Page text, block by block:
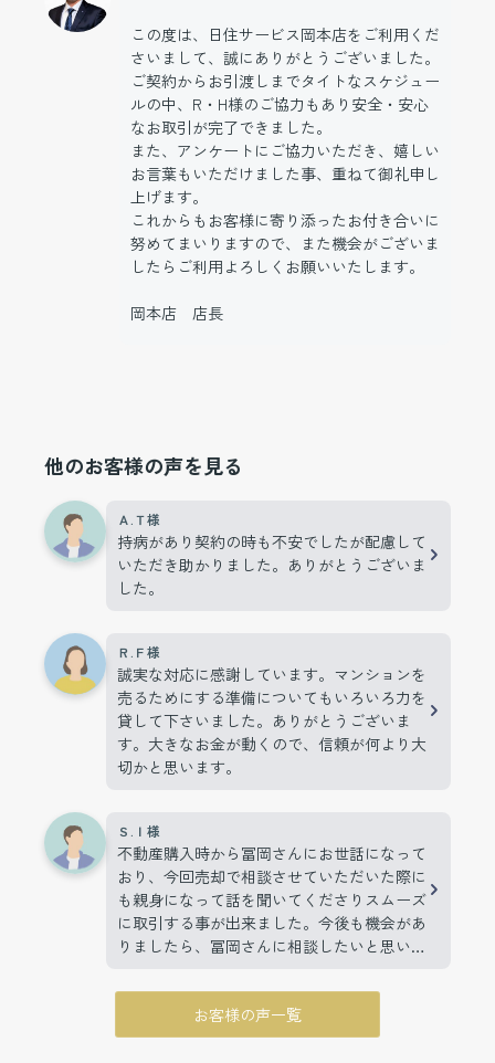
この度は、日住サービス岡本店をご利用くだ
さいまして、誠にありがとうございました。
ご契約からお引渡しまでタイトなスケジュー
ルの中、R・H様のご協力もあり安全・安心
なお取引が完了できました。
また、アンケートにご協力いただき、嬉しい
お言葉もいただけました事、重ねて御礼申し
上げます。
これからもお客様に寄り添ったお付き合いに
努めてまいりますので、また機会がございま
したらご利用よろしくお願いいたします。
岡本店 店長
他のお客様の声を見る
Ａ.Ｔ様
持病があり契約の時も不安でしたが配慮して
いただき助かりました。ありがとうございま
した。
Ｒ.Ｆ様
誠実な対応に感謝しています。マンションを
売るためにする準備についてもいろいろ力を
貸して下さいました。ありがとうございま
す。大きなお金が動くので、信頼が何より大
切かと思います。
Ｓ.Ｉ様
不動産購入時から冨岡さんにお世話になって
おり、今回売却で相談させていただいた際に
も親身になって話を聞いてくださりスムーズ
に取引する事が出来ました。今後も機会があ
りましたら、冨岡さんに相談したいと思いま
お客様の声一覧